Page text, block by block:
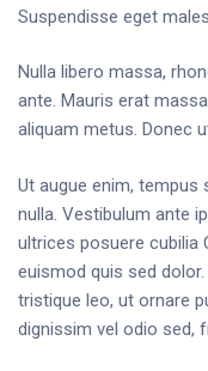
Suspendisse eget
Nulla libero massa,
ante. Mauris erat
aliquam metus. Donec
Ut augue enim, tempus
nulla. Vestibulum ante
ultrices posuere cubilia
euismod quis sed
tristique leo, ut ornare
dignissim vel odio sed,